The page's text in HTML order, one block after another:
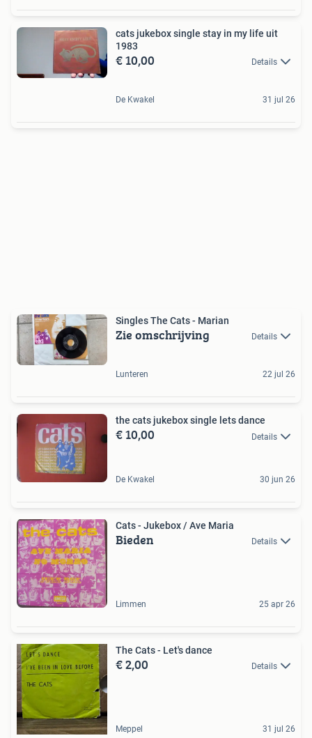
cats jukebox single stay in my life uit
1983
€ 10,00 Details
De Kwakel 31 jul 26
Singles The Cats - Marian
Zie omschrijving Details
Lunteren 22 jul 26
the cats jukebox single lets dance
€ 10,00 Details
De Kwakel 30 jun 26
Cats - Jukebox / Ave Maria
Bieden Details
Limmen 25 apr 26
The Cats - Let's dance
€ 2,00 Details
Meppel 31 jul 26